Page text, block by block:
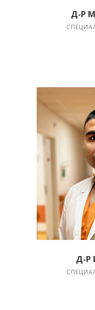
Д-Р
Д-Р